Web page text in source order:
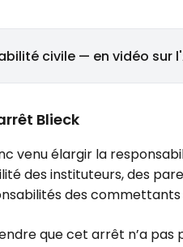
civile — en vidéo sur
Blieck
venu élargir la
des instituteurs, des
des
que cet arrêt n’a pas